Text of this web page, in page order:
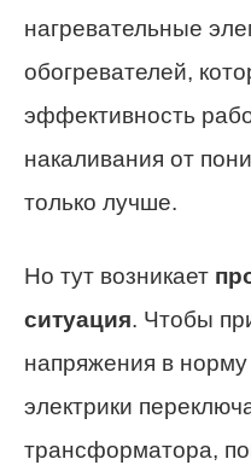
нагревательные
обогревателей,
эффективность
накаливания от
только лучше.
Но тут возникает
ситуация. Чтобы
напряжения в
электрики
трансформатора,